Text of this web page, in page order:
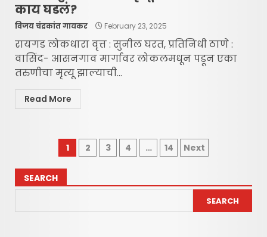
काय घडलं?
विजय चंद्रकांत गायकर February 23, 2025
रायगड लोकधारा वृत्त : सुनील घरत, प्रतिनिधी ठाणे :
वासिंद- आसनगाव मार्गावर लोकलमधून पडून एका
तरुणीचा मृत्यू झाल्याची...
Read More
Posts
pagination
1 2 3 4 … 14 Next
SEARCH
SEARCH